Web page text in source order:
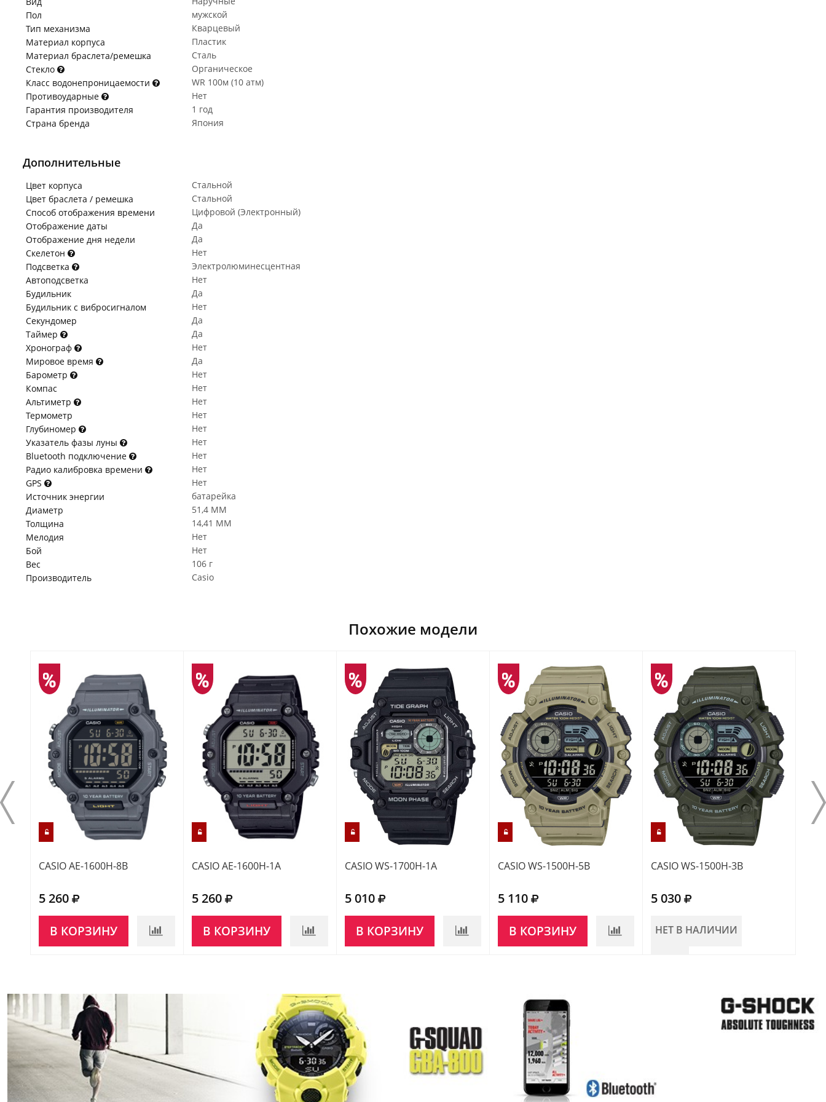
Пол
мужской
Тип механизма
Кварцевый
Материал корпуса
Пластик
Материал браслета/ремешка
Сталь
Стекло
Органическое
Класс водонепроницаемости
WR 100м (10 атм)
Противоударные
Нет
Гарантия производителя
1 год
Страна бренда
Япония
Дополнительные
Цвет корпуса
Стальной
Цвет браслета / ремешка
Стальной
Способ отображения времени
Цифровой (Электронный)
Отображение даты
Да
Отображение дня недели
Да
Скелетон
Нет
Подсветка
Электролюминесцентная
Автоподсветка
Нет
Будильник
Да
Будильник с вибросигналом
Нет
Секундомер
Да
Таймер
Да
Хронограф
Нет
Мировое время
Да
Барометр
Нет
Компас
Нет
Альтиметр
Нет
Термометр
Нет
Глубиномер
Нет
Указатель фазы луны
Нет
Bluetooth подключение
Нет
Радио калибровка времени
Нет
GPS
Нет
Источник энергии
батарейка
Диаметр
51,4 ММ
Толщина
14,41 ММ
Мелодия
Нет
Бой
Нет
Вес
106 г
Производитель
Casio
Похожие модели
CASIO AE-1600H-8B
5 260
В КОРЗИНУ
CASIO AE-1600H-1A
5 260
В КОРЗИНУ
CASIO WS-1700H-1A
5 010
В КОРЗИНУ
CASIO WS-1500H-5B
5 110
В КОРЗИНУ
CASIO WS-1500H-3B
5 030
НЕТ В НАЛИЧИИ